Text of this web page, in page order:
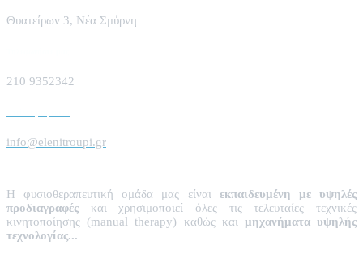
Θυατείρων 3, Νέα Σμύρνη
210 9352342
info@elenitroupi.gr
Η φυσιοθεραπευτική ομάδα μας είναι εκπαιδευμένη με υψηλές
προδιαγραφές και χρησιμοποιεί όλες τις τελευταίες τεχνικές
κινητοποίησης (manual therapy) καθώς και μηχανήματα υψηλής
τεχνολογίας...